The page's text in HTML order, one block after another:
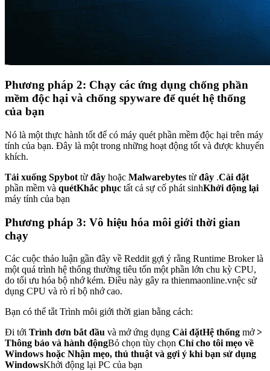
Phương pháp 2: Chạy các ứng dụng chống phần
mềm độc hại và chống spyware để quét hệ thống
của bạn
Nó là một thực hành tốt để có máy quét phần mềm độc hại trên máy
tính của bạn. Đây là một trong những hoạt động tốt và được khuyến
khích.
Tải xuống Spybot từ đây hoặc Malwarebytes từ đây .Cài đặt
phần mềm và quétKhắc phục tất cả sự cố phát sinhKhởi động lại
máy tính của bạn
Phương pháp 3: Vô hiệu hóa môi giới thời gian
chạy
Các cuộc thảo luận gần đây về Reddit gợi ý rằng Runtime Broker là
một quá trình hệ thống thường tiêu tốn một phần lớn chu kỳ CPU,
do tối ưu hóa bộ nhớ kém. Điều này gây ra thienmaonline.vnệc sử
dụng CPU và rò rỉ bộ nhớ cao.
Bạn có thể tắt Trình môi giới thời gian bằng cách:
Đi tới Trình đơn bắt đầu và mở ứng dụng Cài đặtHệ thống mở>
Thông báo và hành độngBỏ chọn tùy chọn Chỉ cho tôi mẹo về
Windows hoặc Nhận mẹo, thủ thuật và gợi ý khi bạn sử dụng
WindowsKhởi động lại PC của bạn